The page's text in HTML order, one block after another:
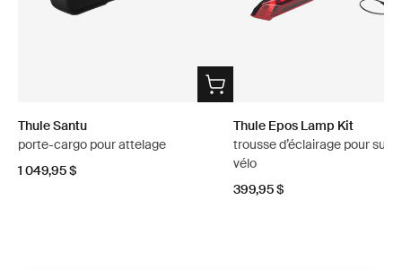
Thule Santu
porte-cargo pour attelage
1 049,95 $
Thule Epos Lamp Kit
trousse d’éclairage pour
vélo
399,95 $